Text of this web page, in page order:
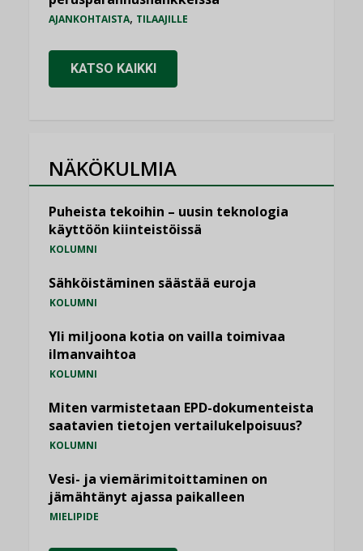
AJANKOHTAISTA, TILAAJILLE
KATSO KAIKKI
NÄKÖKULMIA
Puheista tekoihin – uusin teknologia
käyttöön kiinteistöissä
KOLUMNI
Sähköistäminen säästää euroja
KOLUMNI
Yli miljoona kotia on vailla toimivaa
ilmanvaihtoa
KOLUMNI
Miten varmistetaan EPD-dokumenteista
saatavien tietojen vertailukelpoisuus?
KOLUMNI
Vesi- ja viemärimitoittaminen on
jämähtänyt ajassa paikalleen
MIELIPIDE